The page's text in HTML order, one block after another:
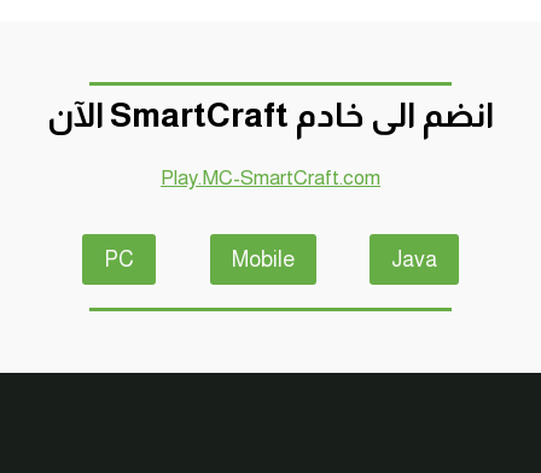
انضم الى خادم SmartCraft الآن
Play.MC-SmartCraft.com
Java
Mobile
PC